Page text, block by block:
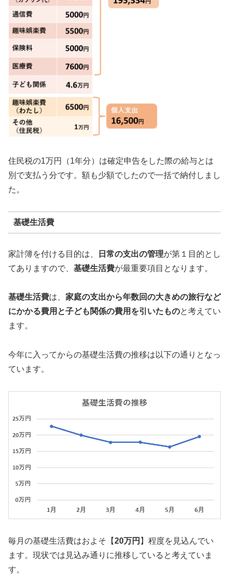
住民税の1万円（1年分）は確定申告をした際の給与とは
別で支払う分です。額も少額でしたので一括で納付しまし
た。
基礎生活費
家計簿を付ける目的は、 日常の支出の管理が第１目的とし
てありますので、 基礎生活費が最重要項目となります。
基礎生活費は、 家庭の支出から年数回の大きめの旅行など
にかかる費用と子ども関係の費用を引いたものと考えてい
ます。
今年に入ってからの基礎生活費の推移は以下の通りとなっ
ています。
毎月の基礎生活費はおよそ【20万円 】程度を見込んでい
ます。現状では見込み通りに推移していると考えていま
す。